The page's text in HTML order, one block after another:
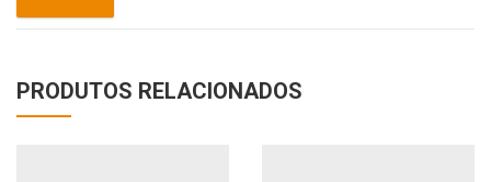
PRODUTOS RELACIONADOS